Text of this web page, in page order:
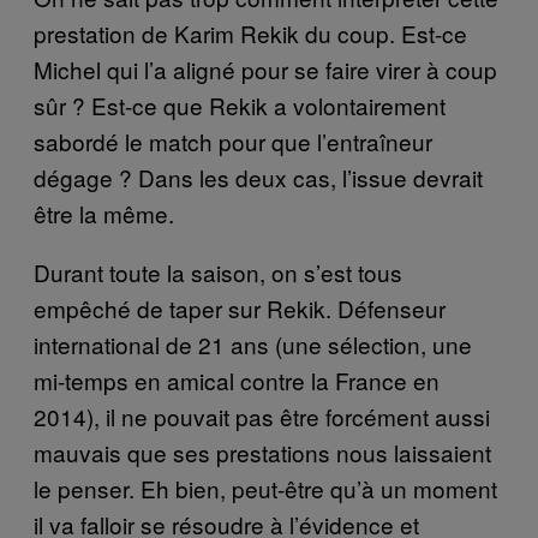
prestation de Karim Rekik du coup. Est-ce
Michel qui l’a aligné pour se faire virer à coup
sûr ? Est-ce que Rekik a volontairement
sabordé le match pour que l’entraîneur
dégage ? Dans les deux cas, l’issue devrait
être la même.
Durant toute la saison, on s’est tous
empêché de taper sur Rekik. Défenseur
international de 21 ans (une sélection, une
mi-temps en amical contre la France en
2014), il ne pouvait pas être forcément aussi
mauvais que ses prestations nous laissaient
le penser. Eh bien, peut-être qu’à un moment
il va falloir se résoudre à l’évidence et